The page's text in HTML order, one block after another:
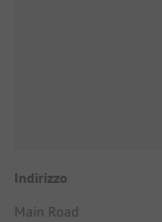
Indirizzo
Main Road